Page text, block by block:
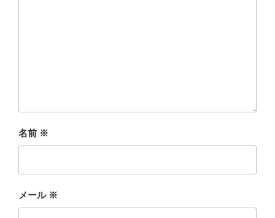
名前 ※
メール ※